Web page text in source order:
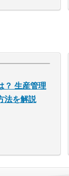
？ 生産管理
法を解説